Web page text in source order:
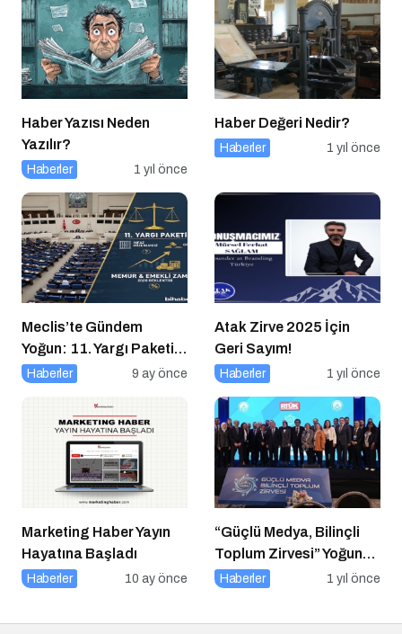
Haber Yazısı Neden
Yazılır?
Haberler 1 yıl önce
Haber Değeri Nedir?
Haberler 1 yıl önce
Meclis’te Gündem
Yoğun: 11. Yargı Paketi
ve Memur Zammında
Haberler 9 ay önce
Atak Zirve 2025 İçin
Geri Sayım!
Haberler 1 yıl önce
Marketing Haber Yayın
Hayatına Başladı
Haberler 10 ay önce
“Güçlü Medya, Bilinçli
Toplum Zirvesi” Yoğun
Katılımla Gerçekleşti
Haberler 1 yıl önce